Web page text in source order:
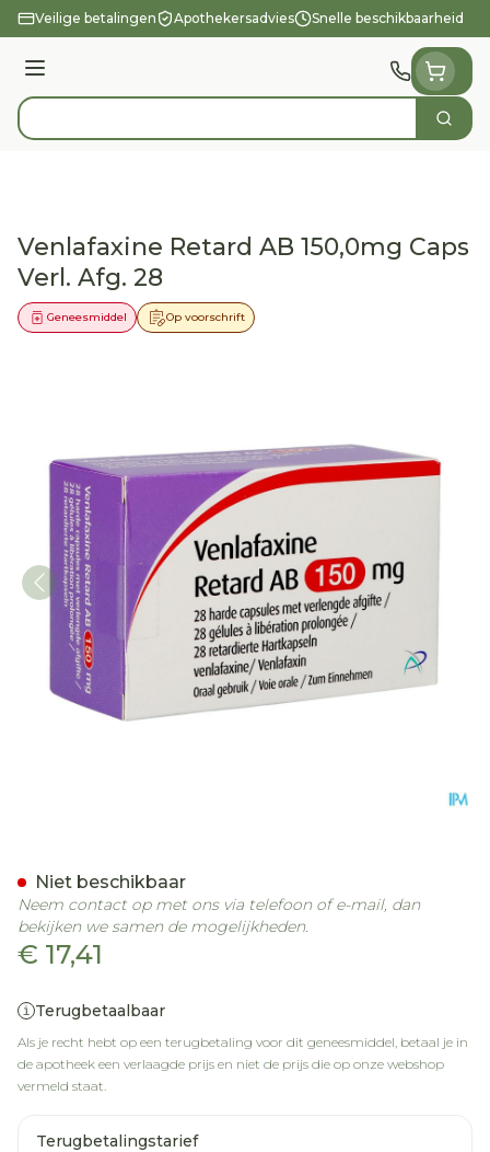
Ga naar de inhoud
Veilige betalingen Apothekersadvies Snelle beschikbaarheid
Menu
Product, merk, categorie... Zoek
Venlafaxine Retard AB 150,0mg Caps
Verl. Afg. 28
Op voorschrift
Geneesmiddel
€ 17,41
Terugbetaalbaar
Als je recht hebt op een terugbetaling voor dit geneesmiddel, betaal je in
de apotheek een verlaagde prijs en niet de prijs die op onze webshop
vermeld staat.
Terugbetalingstarief
Niet beschikbaar
Neem contact op met ons via telefoon of e-mail, dan
bekijken we samen de mogelijkheden.